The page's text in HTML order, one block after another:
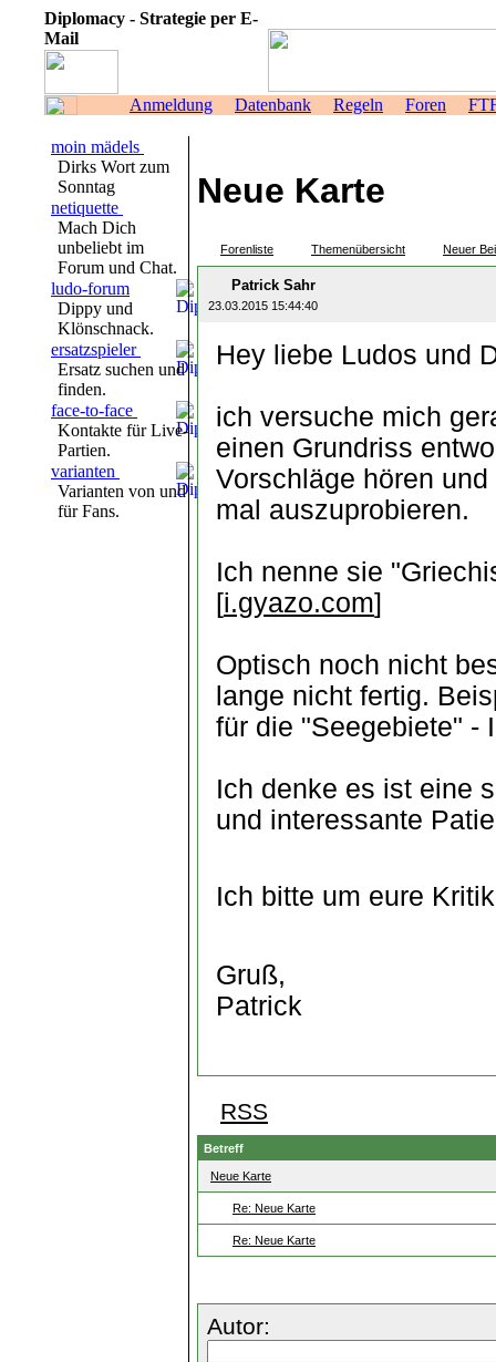
Diplomacy - Strategie per E-
Mail
Anmeldung Datenbank Regeln Foren
moin mädels
Dirks Wort zum
Sonntag
netiquette
Mach Dich
unbeliebt im
Forum und Chat.
ludo-forum
Dippy und
Klönschnack.
ersatzspieler
Ersatz suchen und
finden.
face-to-face
Kontakte für Live-
Partien.
varianten
Varianten von und
für Fans.
Neue Karte
Forenliste Themenübersicht Neuer
Patrick Sahr
23.03.2015 15:44:40
Hey liebe Ludos und
ich versuche mich
einen Grundriss
Vorschläge hören
mal auszuprobieren.
Ich nenne sie
[i.gyazo.com]
Optisch noch nicht
lange nicht fertig.
für die "Seegebiete" -
Ich denke es ist eine
und interessante
Ich bitte um eure
Gruß,
Patrick
RSS
Betreff
Neue Karte
Re: Neue Karte
Re: Neue Karte
Autor: